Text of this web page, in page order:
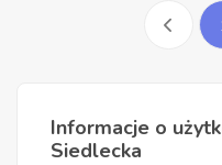
Informacje o
Siedlecka